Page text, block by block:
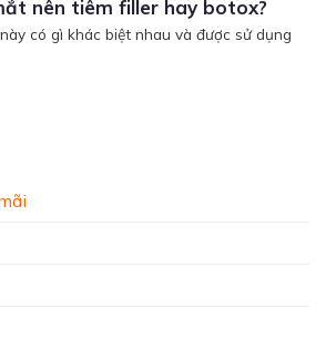
nên tiêm filler hay botox?
có gì khác biệt nhau và được sử dụng